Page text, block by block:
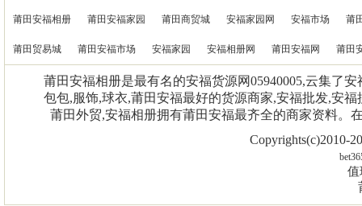
莆田安福相册 莆田安福家园 莆田商贸城 安福家园网 安福市场 莆
莆田贸易城 莆田安福市场 安福家园 安福相册网 莆田安福网 莆田
莆田安福相册是最有名的安福货源网05940005,云集了
包包,服饰,球衣,莆田安福最好的货源商家,安福批发,安
莆田外贸,安福相册拥有莆田安福最齐全的商家资料。
Copyrights(c)2010-
值